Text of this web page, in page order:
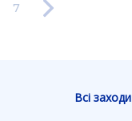
7
Всі заходи